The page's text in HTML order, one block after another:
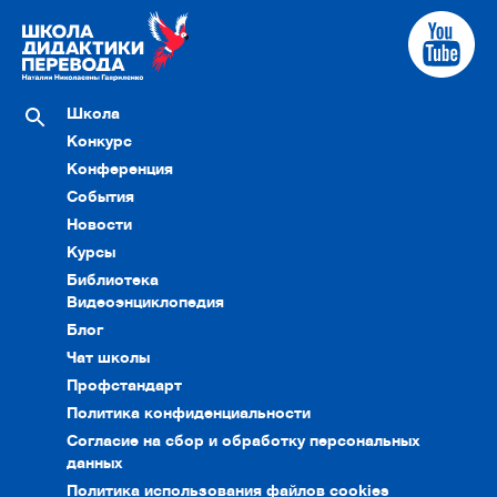
Школа
Конкурс
Конференция
События
Новости
Курсы
Библиотека
Видеоэнциклопедия
Блог
Чат школы
Профстандарт
Политика конфиденциальности
Согласие на сбор и обработку персональных
данных
Политика использования файлов cookies